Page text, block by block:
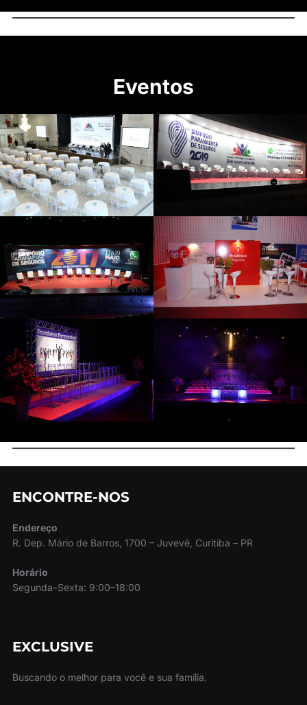
Eventos
ENCONTRE-NOS
Endereço
R. Dep. Mário de Barros, 1700 – Juvevê, Curitiba – PR
Horário
Segunda–Sexta: 9:00–18:00
EXCLUSIVE
Buscando o melhor para você e sua família.